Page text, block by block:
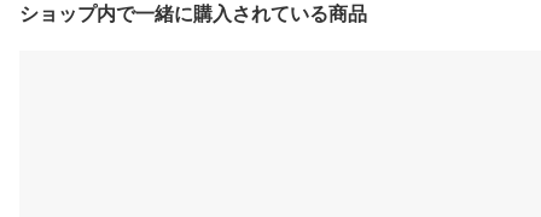
ショップ内で一緒に購入されている商品